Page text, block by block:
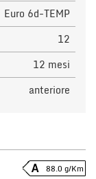
Euro 6d-TEMP
12
12 mesi
anteriore
88.0 g/Km